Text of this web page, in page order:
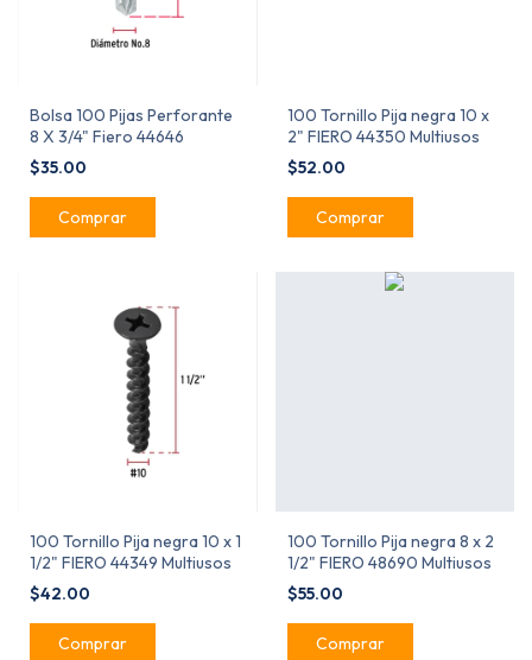
Bolsa 100 Pijas Perforante
8 X 3/4" Fiero 44646
$35.00
100 Tornillo Pija negra 10 x
2" FIERO 44350 Multiusos
$52.00
100 Tornillo Pija negra 10 x 1
1/2" FIERO 44349 Multiusos
$42.00
100 Tornillo Pija negra 8 x 2
1/2" FIERO 48690 Multiusos
$55.00